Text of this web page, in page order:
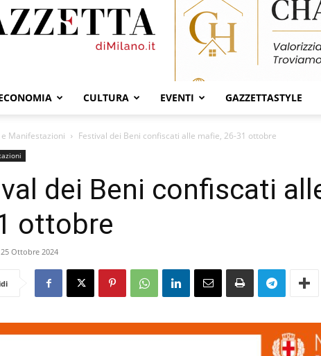
CULTURA EVENTI GAZZETTASTYLE
e Manifestazioni Festival dei Beni confiscati alle mafie, 26-31 ottobre
dei Beni confiscati
ottobre
25 Ottobre 2024